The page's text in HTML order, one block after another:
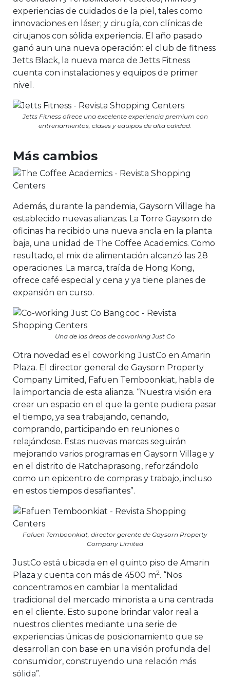
experiencias de cuidados de la piel, tales como
innovaciones en láser; y cirugía, con clínicas de
cirujanos con sólida experiencia. El año pasado
ganó aun una nueva operación: el club de fitness
Jetts Black, la nueva marca de Jetts Fitness
cuenta con instalaciones y equipos de primer
nivel.
Jetts Fitness ofrece una excelente experiencia premium con
entrenamientos, clases y equipos de alta calidad.
Más cambios
Además, durante la pandemia, Gaysorn Village ha
establecido nuevas alianzas. La Torre Gaysorn de
oficinas ha recibido una nueva ancla en la planta
baja, una unidad de The Coffee Academics. Como
resultado, el mix de alimentación alcanzó las 28
operaciones. La marca, traída de Hong Kong,
ofrece café especial y cena y ya tiene planes de
expansión en curso.
Una de las áreas de coworking Just Co
Otra novedad es el coworking JustCo en Amarin
Plaza. El director general de Gaysorn Property
Company Limited, Fafuen Temboonkiat, habla de
la importancia de esta alianza. “Nuestra visión era
crear un espacio en el que la gente pudiera pasar
el tiempo, ya sea trabajando, cenando,
comprando, participando en reuniones o
relajándose. Estas nuevas marcas seguirán
mejorando varios programas en Gaysorn Village y
en el distrito de Ratchaprasong, reforzándolo
como un epicentro de compras y trabajo, incluso
en estos tiempos desafiantes”.
Fafuen Temboonkiat, director gerente de Gaysorn Property
Company Limited
JustCo está ubicada en el quinto piso de Amarin
Plaza y cuenta con más de 4500 m2. “Nos
concentramos en cambiar la mentalidad
tradicional del mercado minorista a una centrada
en el cliente. Esto supone brindar valor real a
nuestros clientes mediante una serie de
experiencias únicas de posicionamiento que se
desarrollan con base en una visión profunda del
consumidor, construyendo una relación más
sólida”.